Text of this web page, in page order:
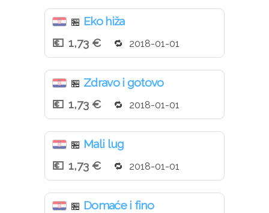
🏪 Eko hiža
1,73 €
2018-01-01
🏪 Zdravo i gotovo
1,73 €
2018-01-01
🏪 Mali lug
1,73 €
2018-01-01
🏪 Domaće i fino